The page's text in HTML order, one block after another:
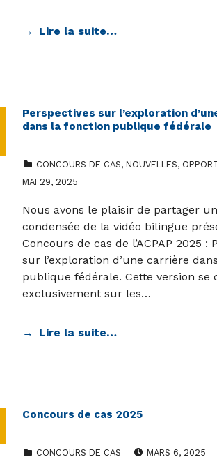
Lire la suite…
Perspectives sur l’exploration
dans la fonction publique fédérale
CONCOURS DE CAS, NOUVELLES,
MAI 29, 2025
Nous avons le plaisir de partager
condensée de la vidéo bilingue
Concours de cas de l’ACPAP 2025 :
sur l’exploration d’une carrière
publique fédérale. Cette version se
exclusivement sur les…
Lire la suite…
Concours de cas 2025
CONCOURS DE CAS MARS 6, 2025